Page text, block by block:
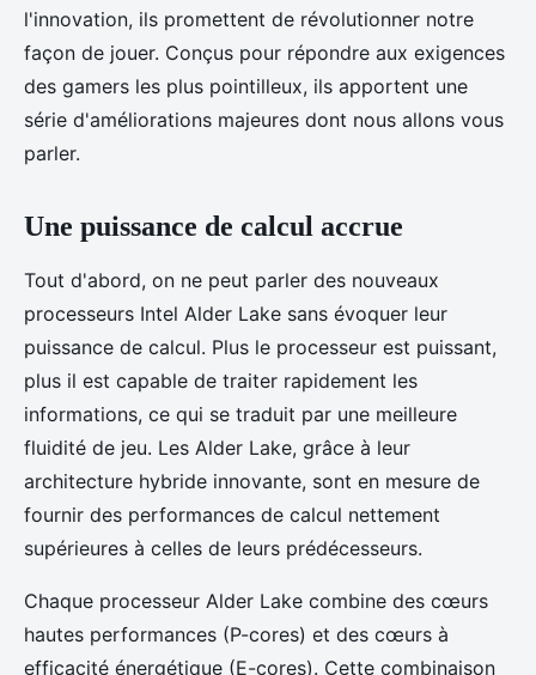
l'innovation, ils promettent de révolutionner notre
façon de jouer. Conçus pour répondre aux exigences
des gamers les plus pointilleux, ils apportent une
série d'améliorations majeures dont nous allons vous
parler.
Une puissance de calcul accrue
Tout d'abord, on ne peut parler des nouveaux
processeurs Intel Alder Lake sans évoquer leur
puissance de calcul. Plus le processeur est puissant,
plus il est capable de traiter rapidement les
informations, ce qui se traduit par une meilleure
fluidité de jeu. Les Alder Lake, grâce à leur
architecture hybride innovante, sont en mesure de
fournir des performances de calcul nettement
supérieures à celles de leurs prédécesseurs.
Chaque processeur Alder Lake combine des cœurs
hautes performances (P-cores) et des cœurs à
efficacité énergétique (E-cores). Cette combinaison